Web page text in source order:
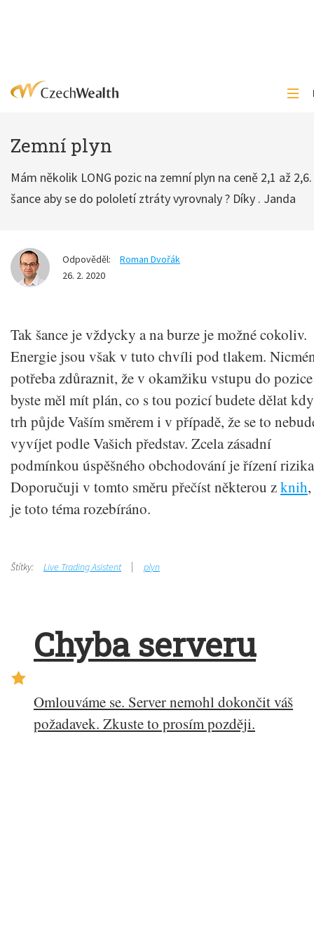
Zemní plyn
Mám několik LONG pozic na zemní plyn na ceně 2,1 až
šance aby se do pololetí ztráty vyrovnaly ? Díky . Janda
Odpověděl:
Roman Dvořák
26. 2. 2020
Tak šance je vždycky a na burze je možné cokoliv.
Energie jsou však v tuto chvíli pod tlakem.
potřeba zdůraznit, že v okamžiku vstupu do pozice
byste měl mít plán, co s tou pozicí budete dělat
trh půjde Vaším směrem i v případě, že se to
vyvíjet podle Vašich představ. Zcela zásadní
podmínkou úspěšného obchodování je řízení
Doporučuji v tomto směru přečíst některou zknih
je toto téma rozebíráno.
Štítky: Live Trading Asistent plyn
Chyba serveru
Omlouváme se. Server nemohl dokončit váš
požadavek. Zkuste to prosím později.